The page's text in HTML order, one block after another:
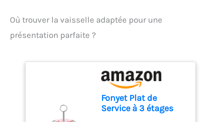
est facile à ranger et
Où trouver la vaisselle adaptée pour une
présentation parfaite ?
Fonyet Plat de
Service à 3 étages